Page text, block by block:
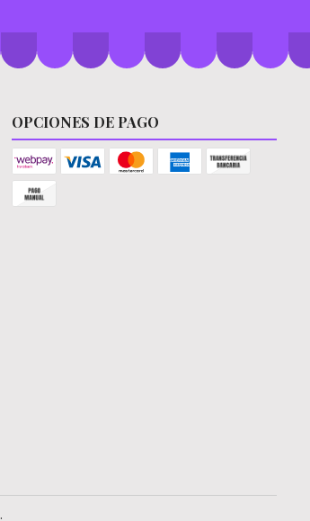
OPCIONES DE PAGO
.